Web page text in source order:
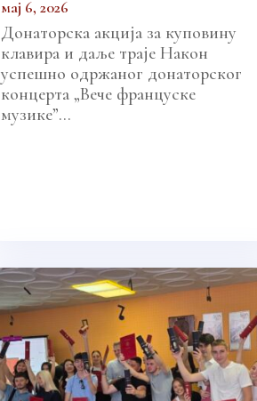
мај 6, 2026
Донаторска акција за куповину
клавира и даље траје Након
успешно одржаног донаторског
концерта „Вече француске
музике”...